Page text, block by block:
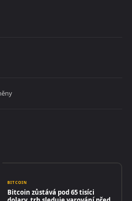
BITCOIN
Bitcoin zůstává pod 65 tisíci